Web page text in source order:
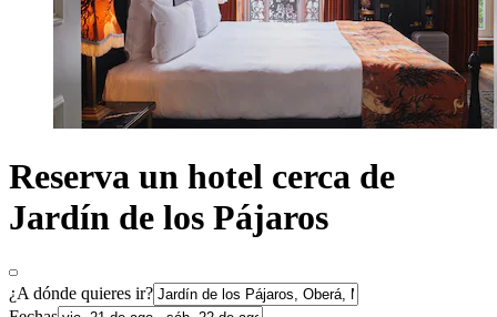
Reserva un hotel cerca de
Jardín de los Pájaros
¿A dónde quieres ir?